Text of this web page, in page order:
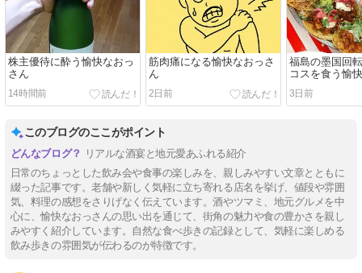
株主優待に酔う愉快なおっ
さん
14時間前
筋肉痛になる愉快なおっさ
ん
2日前
福島の墨国回
コスを食う愉
3日前
このブログのここがポイント
リアルな酒宴と地元愛あふれる紹介
日常のちょっとした飲み会や食事の楽しみを、親しみやすい文章とともに
綴った記事です。老舗や新しく気軽に立ち寄れる店名を挙げ、値段や雰囲
気、料理の感想をさりげなく伝えています。酒やツマミ、地元グルメを中
心に、愉快なおっさんの思い出を通じて、街角の魅力や食の豊かさを親し
みやすく紹介しています。自然な食べ歩きの記録として、気軽に楽しめる
飲み歩きの雰囲気が伝わるのが特徴です。